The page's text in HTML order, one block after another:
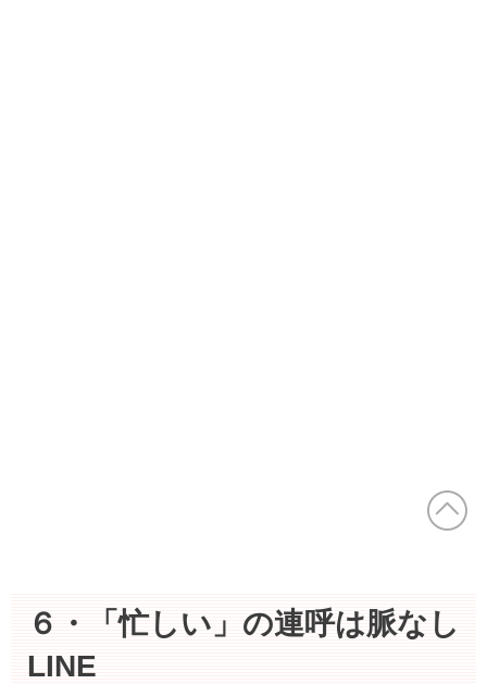
６・「忙しい」の連呼は脈なし
LINE